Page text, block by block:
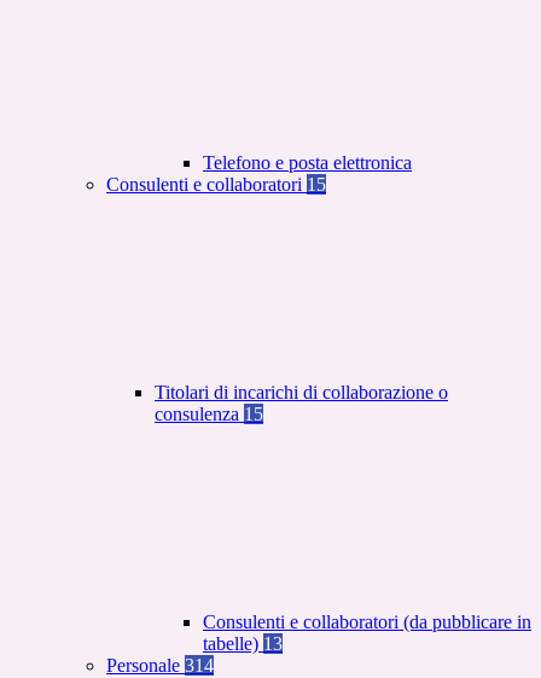
Telefono e posta elettronica
Consulenti e collaboratori 15
Titolari di incarichi di collaborazione o
consulenza 15
Consulenti e collaboratori (da pubblicare in
tabelle) 13
Personale 314